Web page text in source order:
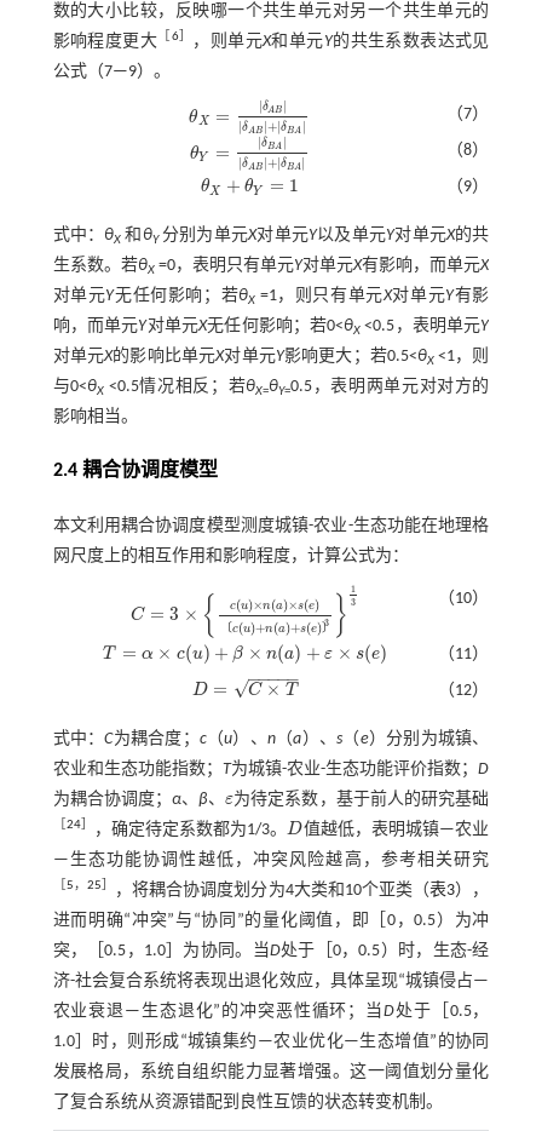
数的大小比较，反映哪一个共生单元对另一个共生单元的
影响程度更大
6］ ，则单元X和单元Y的共生系数表达式见
公式（7—9）。
θX = δAB
|δAB |+|δBA |
θX= δA BδAB+δBA （7）
θY = |δBA
|δAB |+|δBA|
θY= δB AδAB+δBA （8）
θX + θY = 1
θX+ θY =1 （9）
式中： θX 和 θY分别为单元X对单元Y以及单元Y对单元X的共
生系数。若θX=0，表明只有单元Y对单元X有影响，而单元X
对单元Y无任何影响；若θX =1，则只有单元X对单元Y有影
响，而单元Y对单元X无任何影响；若0<θX <0.5，表明单元Y
对单元X的影响比单元X对单元Y影响更大；若0.5<θX<1，则
与0<θX <0.5情况相反；若θX=θY=0.5，表明两单元对对方的
影响相当。
2.4 耦合协调度模型
本文利用耦合协调度模型测度城镇-农业-生态功能在地理格
网尺度上的相互作用和影响程度，计算公式为：
C = 3 × { c(u)×n(a)×s(e)
〔c(u)+n(a)+s(e)〕3 }
1
3
C= 3× c(u )× n( a)×s(e)c(u)+n(a)+s e)
（10）
T = α × c(u) + β × n(a) + ε × s(e)
T α× c(u )+ β×n(a )+ε ×s (e) （11）
D = C × T
− −
−−−
√
D= C× T （12）
式中：C为耦合度； c（u）、 n（a ）、s （ e）分别为城镇、
农业和生态功能指数； T为城镇-农业-生态功能评价指数；D
为耦合协调度；α、β、 ε
ε为待定系数，基于前人的研究基础
24］ ，确定待定系数都为1/3。D
D 值越低，表明城镇—农业
—生态功能协调性越低，冲突风险越高，参考相关研究
5， 25 ，将耦合协调度划分为4大类和10个亚类（表3），
进而明确“冲突”与“协同”的量化阈值，即［0，0.5）为冲
突，［0.5，1.0］为协同。当D处于［0，0.5）时，生态-经
济-社会复合系统将表现出退化效应，具体呈现“城镇侵占—
农业衰退—生态退化”的冲突恶性循环；当D处于［0.5，
1.0］时，则形成“城镇集约—农业优化—生态增值”的协同
发展格局，系统自组织能力显著增强。这一阈值划分量化
了复合系统从资源错配到良性互馈的状态转变机制。